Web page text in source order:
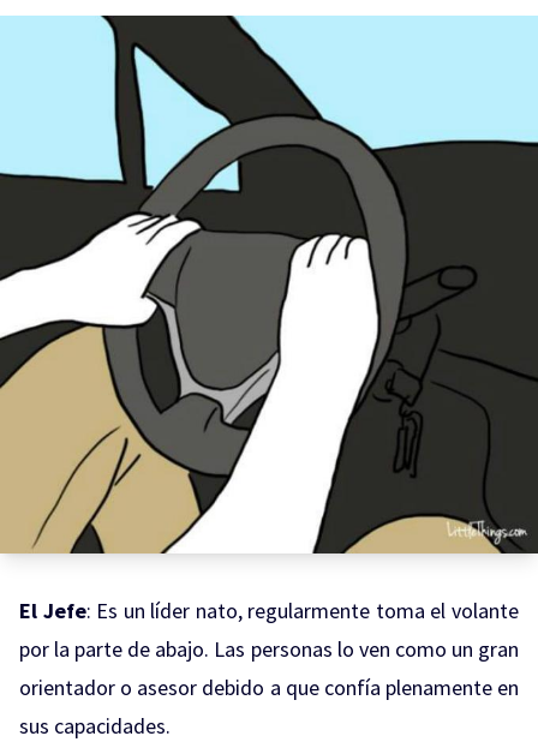
El Jefe: Es un líder nato, regularmente toma el volante
por la parte de abajo. Las personas lo ven como un gran
orientador o asesor debido a que confía plenamente en
sus capacidades.